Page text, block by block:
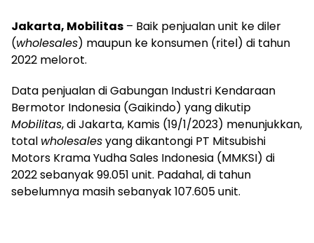
Jakarta, Mobilitas – Baik penjualan unit ke diler
(wholesales) maupun ke konsumen (ritel) di tahun
2022 melorot.
Data penjualan di Gabungan Industri Kendaraan
Bermotor Indonesia (Gaikindo) yang dikutip
Mobilitas, di Jakarta, Kamis (19/1/2023) menunjukkan,
total wholesalesyang dikantongi PT Mitsubishi
Motors Krama Yudha Sales Indonesia (MMKSI) di
2022 sebanyak 99.051 unit. Padahal, di tahun
sebelumnya masih sebanyak 107.605 unit.